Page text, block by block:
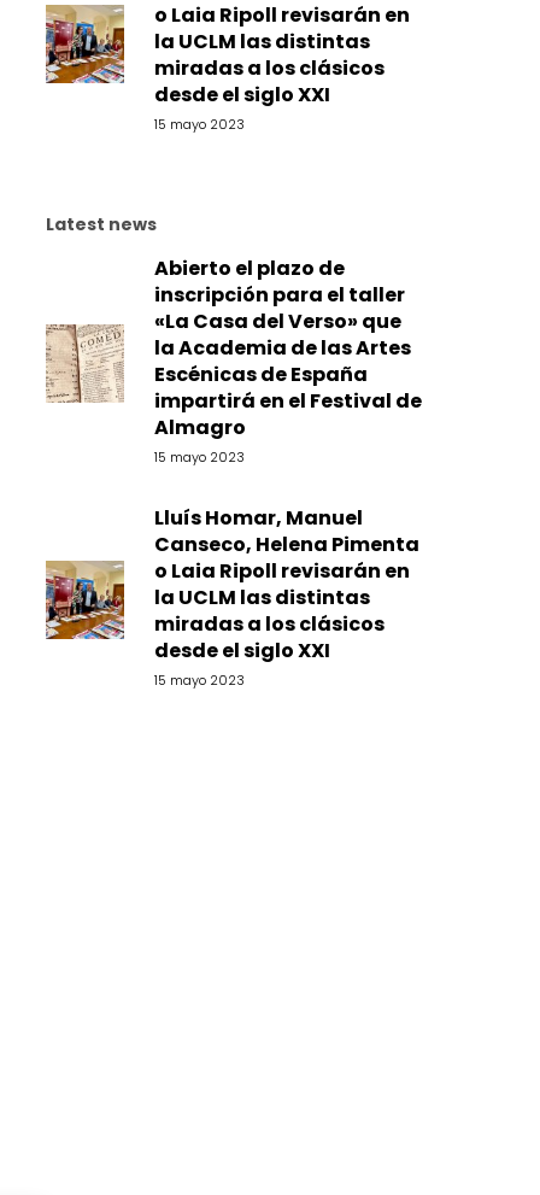
o Laia Ripoll revisarán en
la UCLM las distintas
miradas a los clásicos
desde el siglo XXI
15 mayo 2023
Latest news
Abierto el plazo de
inscripción para el taller
«La Casa del Verso» que
la Academia de las Artes
Escénicas de España
impartirá en el Festival de
Almagro
15 mayo 2023
Lluís Homar, Manuel
Canseco, Helena Pimenta
o Laia Ripoll revisarán en
la UCLM las distintas
miradas a los clásicos
desde el siglo XXI
15 mayo 2023